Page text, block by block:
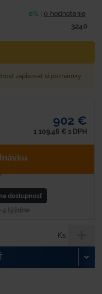
0% 0 hodnotenie
3240
zapisovať si poznámky
902 €
1 109,46 € s DPH
dostupnosť
4 týždne
Ks